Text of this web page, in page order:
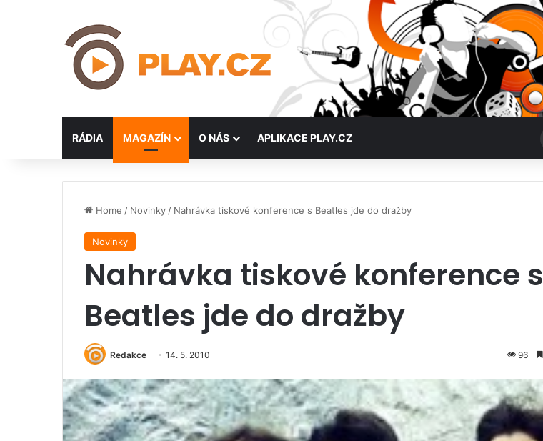
RÁDIA MAGAZÍN O NÁS APLIKACE PLAY.CZ
Home / Novinky / Nahrávka tiskové konference s Beatles jde do dražby
Novinky
Nahrávka tiskové konference s
Beatles jde do dražby
Redakce 14. 5. 2010 96